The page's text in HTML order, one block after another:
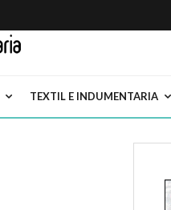
TEXTIL E INDUMENTARIA